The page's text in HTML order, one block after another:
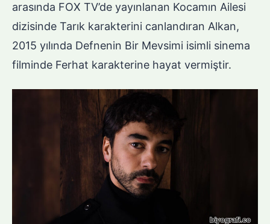
arasında FOX TV’de yayınlanan Kocamın Ailesi
dizisinde Tarık karakterini canlandıran Alkan,
2015 yılında Defnenin Bir Mevsimi isimli sinema
filminde Ferhat karakterine hayat vermiştir.